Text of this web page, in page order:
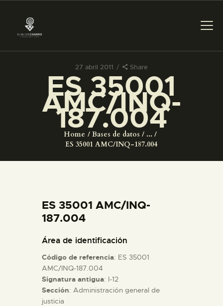
27 abril 2011 Share
ES 35001
AMC/INQ-
187.004
Home Bases de datos
...
ES 35001 AMC/INQ-187.004
PREPARAR LA VISITA
ACTIVIDADES
COLECCIONES
ESPAÑOL
PREPARAR LA VISITA
ES 35001 AMC/INQ-
187.004
Área de identificación
Código de referencia: ES 35001
AMC/INQ-187.004
Signatura antigua: I-12
Sección: Administración general de
justicia